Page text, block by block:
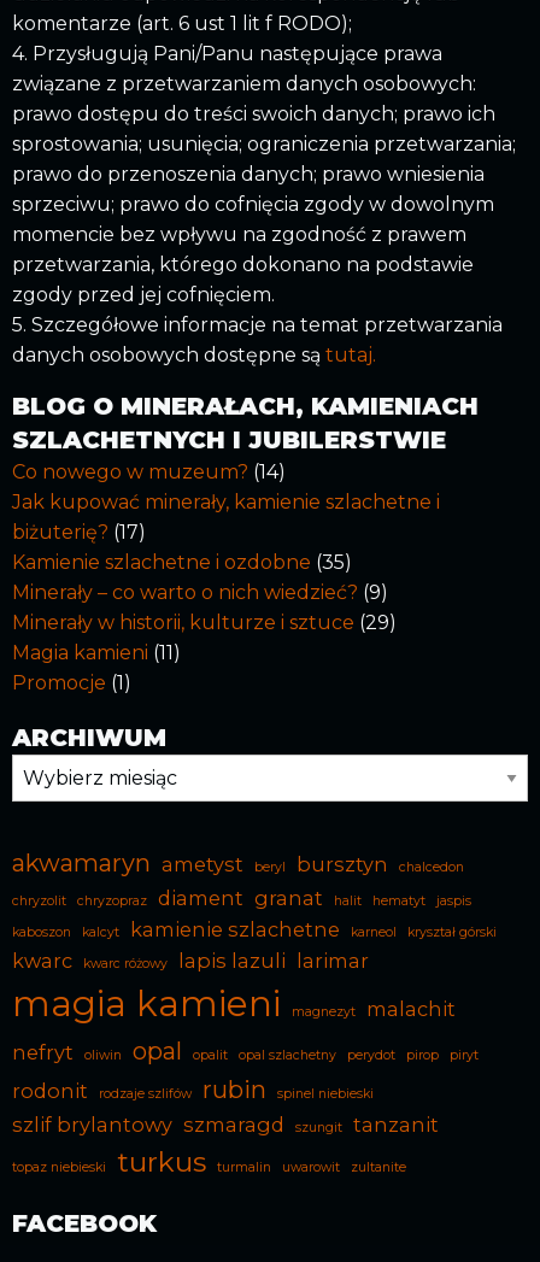
komentarze (art. 6 ust 1 lit f RODO);
4. Przysługują Pani/Panu następujące prawa
związane z przetwarzaniem danych osobowych:
prawo dostępu do treści swoich danych; prawo ich
sprostowania; usunięcia; ograniczenia przetwarzania;
prawo do przenoszenia danych; prawo wniesienia
sprzeciwu; prawo do cofnięcia zgody w dowolnym
momencie bez wpływu na zgodność z prawem
przetwarzania, którego dokonano na podstawie
zgody przed jej cofnięciem.
5. Szczegółowe informacje na temat przetwarzania
danych osobowych dostępne są tutaj.
BLOG O MINERAŁACH, KAMIENIACH
SZLACHETNYCH I JUBILERSTWIE
Co nowego w muzeum? (14)
Jak kupować minerały, kamienie szlachetne i
biżuterię? (17)
Kamienie szlachetne i ozdobne (35)
Minerały – co warto o nich wiedzieć? (9)
Minerały w historii, kulturze i sztuce (29)
Magia kamieni (11)
Promocje (1)
ARCHIWUM
Archiwum
akwamaryn ametyst beryl bursztyn chalcedon
chryzolit chryzopraz diament granat halit hematyt
jaspis
kaboszon
kalcyt kamienie szlachetne karneol kryształ górski
kwarc kwarc różowy lapis lazuli larimar
magia kamieni magnezyt
malachit
nefryt
oliwin opal opalit opal szlachetny perydot pirop piryt
rodonit rodzaje szlifów rubin spinel niebieski
szlif brylantowy szmaragd szungit tanzanit
topaz niebieski turkus turmalin uwarowit zultanite
FACEBOOK